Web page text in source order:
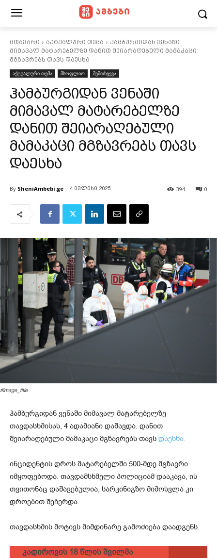
მთავარი აქტუალური თემა
ჰამბურგიდან ვენაში
მიმავალ მატარებელზე დანით შეიარაღებული მამაკაცი
მგზავრებს თავს დაესხა
აქტუალური თემა
მსოფლიო შემთხვევა
ჰამბურგიდან ვენაში
მიმავალ მატარებელზე
დანით შეიარაღებული
მამაკაცი მგზავრებს თავს
დაესხა
By SheniAmbebi.ge 4 ივლისი 2025 0
394
#image_title
ჰამბურგიდან ვენაში მიმავალ მატარებელზე
თავდასხმისას, 4 ადამიანი დაშავდა. დანით
შეიარაღებული მამაკაცი მგზავრებს თავს დაესხა.
ინციდენტის დროს მატარებელში 500-მდე მგზავრი
იმყოფებოდა. თავდამსხმელი პოლიციამ დააკავა, ის
თვითონაც დაშავებულია, სარკინიგზო მიმოსვლა კი
დროებით შეჩერდა.
თავდასხმის მოტივს მიმდინარე გამოძიება დაადგენს.
კადიროვის 18 წლის შვილმა